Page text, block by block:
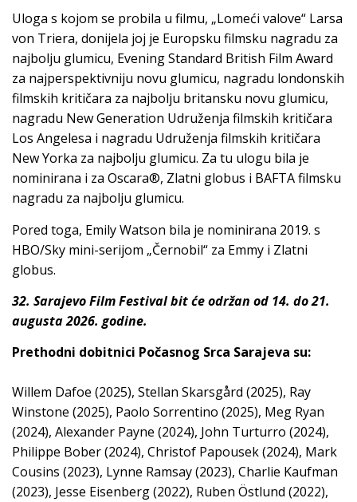
Uloga s kojom se probila u filmu, „Lomeći valove“ Larsa
von Triera, donijela joj je Europsku filmsku nagradu za
najbolju glumicu, Evening Standard British Film Award
za najperspektivniju novu glumicu, nagradu londonskih
filmskih kritičara za najbolju britansku novu glumicu,
nagradu New Generation Udruženja filmskih kritičara
Los Angelesa i nagradu Udruženja filmskih kritičara
New Yorka za najbolju glumicu. Za tu ulogu bila je
nominirana i za Oscara®, Zlatni globus i BAFTA filmsku
nagradu za najbolju glumicu.
Pored toga, Emily Watson bila je nominirana 2019. s
HBO/Sky mini-serijom „Černobil“ za Emmy i Zlatni
globus.
32. Sarajevo Film Festival bit će održan od 14. do 21.
augusta 2026. godine.
Prethodni dobitnici Počasnog Srca Sarajeva su:
Willem Dafoe (2025), Stellan Skarsgård (2025), Ray
Winstone (2025), Paolo Sorrentino (2025), Meg Ryan
(2024), Alexander Payne (2024), John Turturro (2024),
Philippe Bober (2024), Christof Papousek (2024), Mark
Cousins (2023), Lynne Ramsay (2023), Charlie Kaufman
(2023), Jesse Eisenberg (2022), Ruben Östlund (2022),